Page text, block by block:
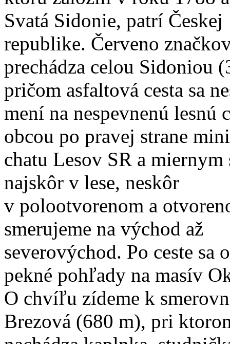
Svatá Sidonie, patrí Českej
republike. Červeno
prechádza celou Sidoniou
pričom asfaltová cesta sa
mení na nespevnenú lesnú
obcou po pravej strane
chatu Lesov SR a miernym
najskôr v lese, neskôr
v polootvorenom a
smerujeme na východ až
severovýchod. Po ceste sa
pekné pohľady na masív
O chvíľu zídeme k
Brezová (680 m), pri